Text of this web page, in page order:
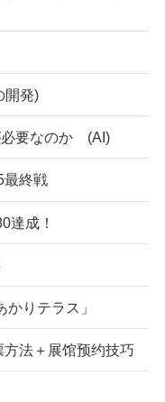
開発)
必要なのか (AI)
終戦
成！
りテラス」
法＋展馆预约技巧